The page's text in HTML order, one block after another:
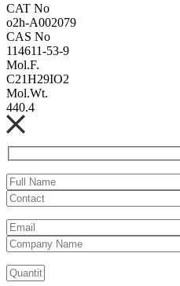
CAT No
o2h-A002079
CAS No
114611-53-9
Mol.F.
C21H29IO2
Mol.Wt.
440.4